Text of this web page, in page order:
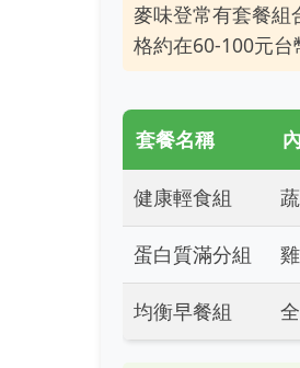
麥味登常有套餐組
格約在60-100元台
套餐名稱
健康輕食組
蛋白質滿分組
均衡早餐組